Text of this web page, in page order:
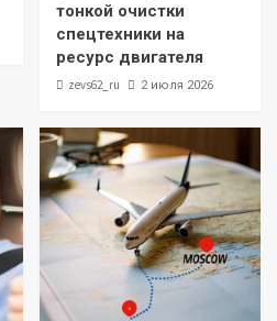
тонкой очистки
спецтехники на
ресурс двигателя
zevs62_ru 2 июля 2026